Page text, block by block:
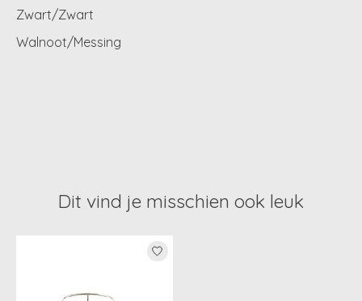
Zwart/Zwart
Walnoot/Messing
Dit vind je misschien ook leuk
Items van productcarrousel